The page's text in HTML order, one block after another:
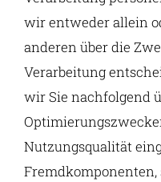
wir entweder allein
anderen über die
Verarbeitung
wir Sie nachfolgend
Nutzungsqualität